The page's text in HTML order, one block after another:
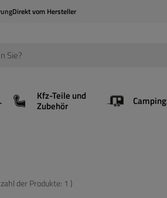
Direkt vom Hersteller
Kfz-Teile und
Zubehör
der Produkte: 1 )